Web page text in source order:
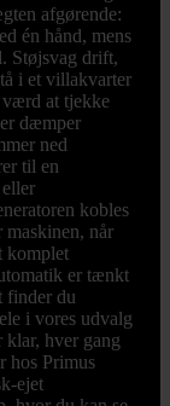
afgørende:
én hånd, mens
Støjsvag drift,
i et villakvarter
værd at tjekke
dæmper
ned
til en
kobles
maskinen, når
komplet
er tænkt
finder du
i vores udvalg
klar, hver gang
hos Primus
ejet